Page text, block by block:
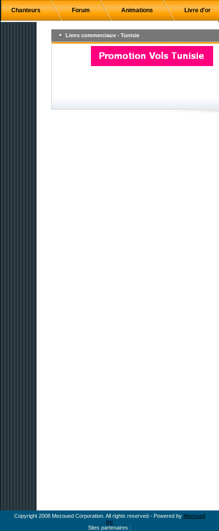
Chanteurs Forum Animations Livre d'or
Liens commerciaux - Tunisie
Copyright 2008 Mezoued Corporation. All rights reserved - Powered by Mezoued
Inc
Sites partenaires :